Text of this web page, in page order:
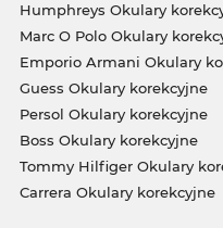
Humphreys Okulary
Marc O Polo Okulary
Emporio Armani Okulary
Guess Okulary korekcyjne
Persol Okulary korekcyjne
Boss Okulary korekcyjne
Tommy Hilfiger Okulary
Carrera Okulary korekcyjne